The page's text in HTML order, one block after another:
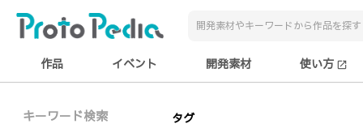
作品 イベント 開発素材 使い方 open_in_new
キーワード検索
タグ